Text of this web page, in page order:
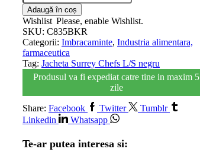
Adaugă în coș
Wishlist Please, enable Wishlist.
SKU: C835BKR
Categorii: Imbracaminte, Industria alimentara,
farmaceutica
Tag: Jacheta Surrey Chefs L/S negru
Produsul va fi expediat catre tine in maxim 5
zile
Share: Facebook Twitter
Tumblr
Linkedin
Whatsapp
Te-ar putea interesa si: